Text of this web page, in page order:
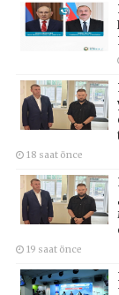
18 saat önce
19 saat önce